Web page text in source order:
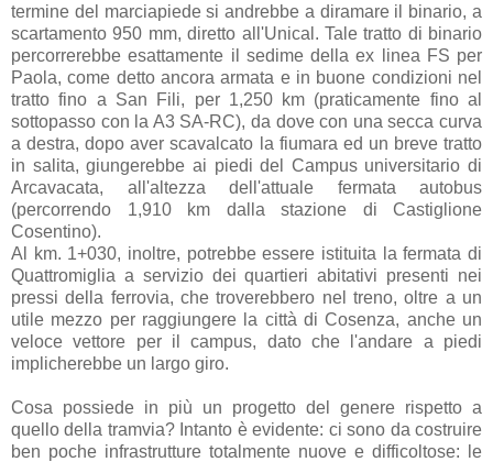
termine del marciapiede si andrebbe a diramare il binario, a
scartamento 950 mm, diretto all'Unical. Tale tratto di binario
percorrerebbe esattamente il sedime della ex linea FS per
Paola, come detto ancora armata e in buone condizioni nel
tratto fino a San Fili, per 1,250 km (praticamente fino al
sottopasso con la A3 SA-RC), da dove con una secca curva
a destra, dopo aver scavalcato la fiumara ed un breve tratto
in salita, giungerebbe ai piedi del Campus universitario di
Arcavacata, all'altezza dell'attuale fermata autobus
(percorrendo 1,910 km dalla stazione di Castiglione
Cosentino).
Al km. 1+030, inoltre, potrebbe essere istituita la fermata di
Quattromiglia a servizio dei quartieri abitativi presenti nei
pressi della ferrovia, che troverebbero nel treno, oltre a un
utile mezzo per raggiungere la città di Cosenza, anche un
veloce vettore per il campus, dato che l'andare a piedi
implicherebbe un largo giro.
Cosa possiede in più un progetto del genere rispetto a
quello della tramvia? Intanto è evidente: ci sono da costruire
ben poche infrastrutture totalmente nuove e difficoltose: le